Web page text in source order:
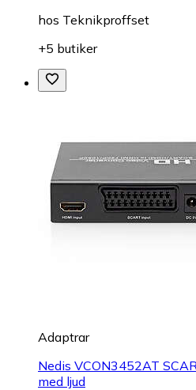
hos Teknikproffset
+5 butiker
Adaptrar
Nedis VCON3452AT
med ljud